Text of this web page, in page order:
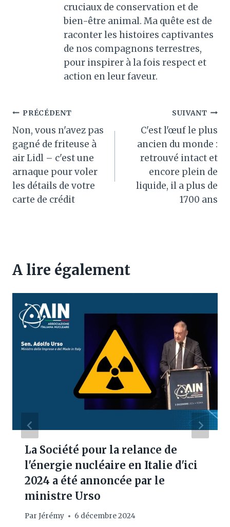
cruciaux de conservation et de
bien-être animal. Ma quête est de
raconter les histoires captivantes
de nos compagnons terrestres,
pour inspirer à la fois respect et
action en leur faveur.
Navigation
de
l’article
PRÉCÉDENT
Non, vous n'avez pas
gagné de friteuse à
air Lidl – c'est une
arnaque pour voler
les détails de votre
carte de crédit
SUIVANT
C'est l'œuf le plus
ancien du monde :
retrouvé intact et
encore plein de
liquide, il a plus de
1700 ans
A lire également
La Société pour la relance de
l'énergie nucléaire en Italie d'ici
2024 a été annoncée par le
ministre Urso
Par Jérémy 6 décembre 2024